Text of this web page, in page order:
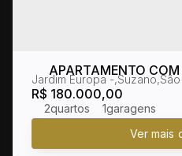
APARTAMENTO
R$ 180.000,00
Jardim Europa ,Suzano,
2 1